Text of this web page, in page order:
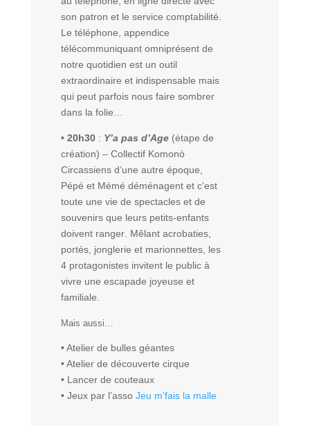
son patron et le service comptabilité.
Le téléphone, appendice
télécommuniquant omniprésent de
notre quotidien est un outil
extraordinaire et indispensable mais
qui peut parfois nous faire sombrer
dans la folie…
• 20h30: Y’a pas d’Age (étape de
création) – Collectif Komonò
Circassiens d’une autre époque,
Pépé et Mémé déménagent et c’est
toute une vie de spectacles et de
souvenirs que leurs petits-enfants
doivent ranger. Mêlant acrobaties,
portés, jonglerie et marionnettes, les
4 protagonistes invitent le public à
vivre une escapade joyeuse et
familiale.
Mais aussi…
• Atelier de bulles géantes
• Atelier de découverte cirque
• Lancer de couteaux
• Jeux par l’asso Jeu m’fais la malle